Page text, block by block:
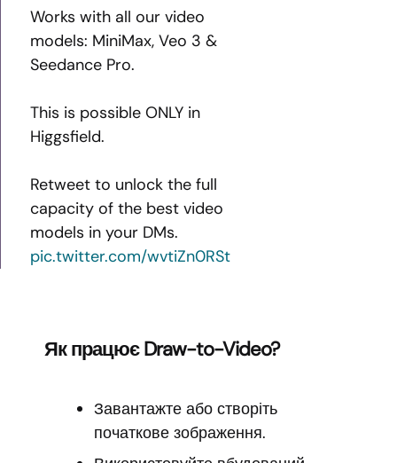
Works with all our video
models: MiniMax, Veo 3 &
Seedance Pro.
This is possible ONLY in
Higgsfield.
Retweet to unlock the full
capacity of the best video
models in your DMs.
pic.twitter.com/wvtiZn0RSt
Як працює Draw-to-Video?
Завантажте або створіть
початкове зображення.